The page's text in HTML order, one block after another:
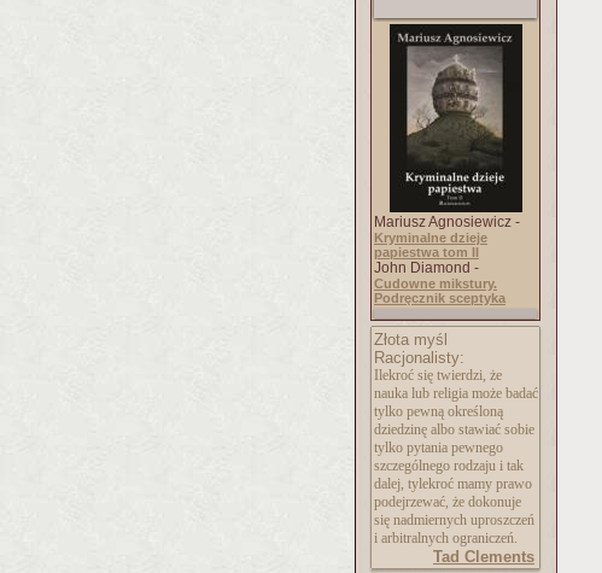
Mariusz Agnosiewicz -
Kryminalne dzieje
papiestwa tom II
John Diamond -
Cudowne mikstury.
Podręcznik sceptyka
Złota myśl
Racjonalisty:
Ilekroć się twierdzi, że
nauka lub religia może badać
tylko pewną określoną
dziedzinę albo stawiać sobie
tylko pytania pewnego
szczególnego rodzaju i tak
dalej, tylekroć mamy prawo
podejrzewać, że dokonuje
się nadmiernych uproszczeń
i arbitralnych ograniczeń.
Tad Clements